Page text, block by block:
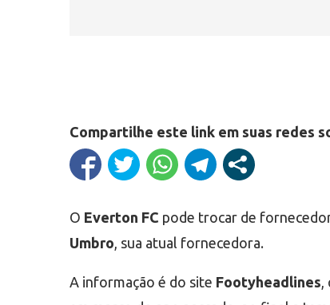
Compartilhe este link em suas redes
O Everton FC pode trocar de
Umbro, sua atual fornecedora.
A informação é do site Footyheadlines,